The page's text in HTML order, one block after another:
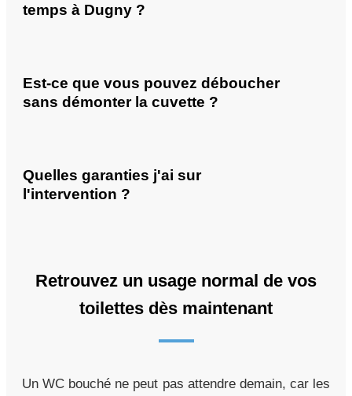
temps à Dugny ?
Est-ce que vous pouvez déboucher
sans démonter la cuvette ?
Quelles garanties j'ai sur
l'intervention ?
Retrouvez un usage normal de vos
toilettes dès maintenant
Un WC bouché ne peut pas attendre demain, car les